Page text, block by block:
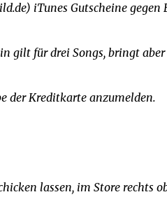
iTunes Gutscheine gegen
gilt für drei Songs, bringt
der Kreditkarte anzumelden.
lassen, im Store rechts